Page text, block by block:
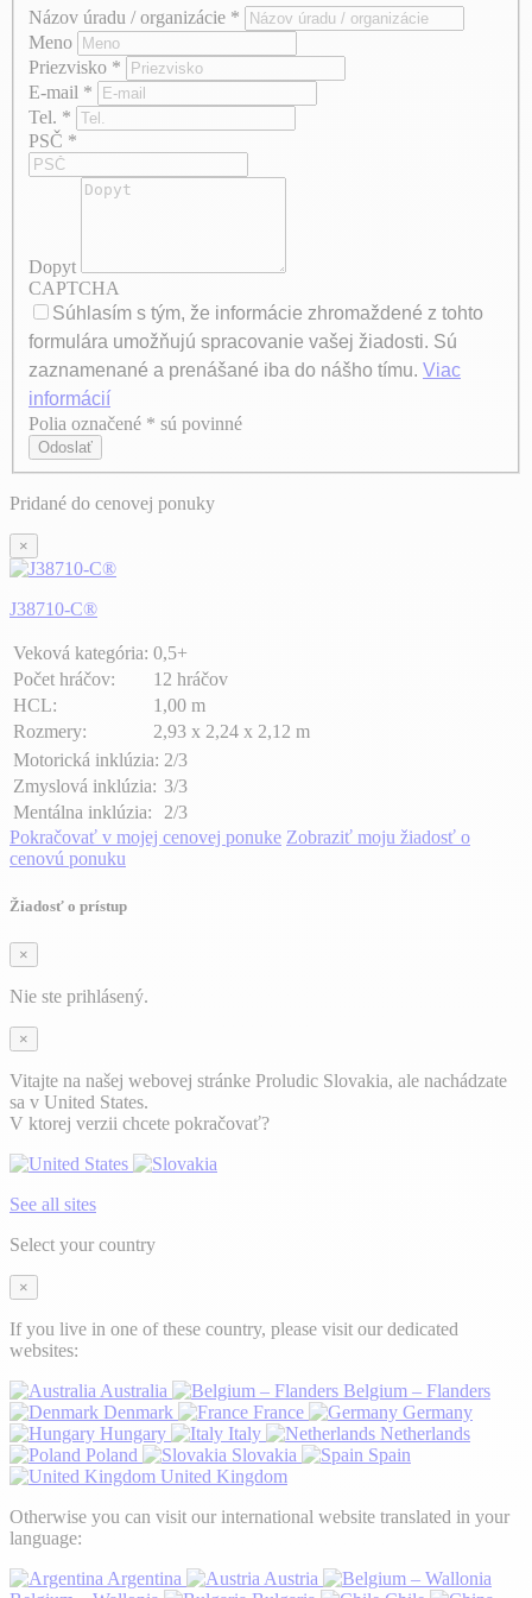
Názov úradu / organizácie *
Meno
Priezvisko *
E-mail *
Tel. *
PSČ *
Dopyt
CAPTCHA
Súhlasím s tým, že informácie zhromaždené z tohto
formulára umožňujú spracovanie vašej žiadosti. Sú
zaznamenané a prenášané iba do nášho tímu. Viac
informácií
Axeptio consent
Polia označené * sú povinné
Odoslať
Pridané do cenovej ponuky
×
J38710-C®
Veková kategória: 0,5+
Počet hráčov:
12 hráčov
HCL:
1,00 m
Rozmery:
2,93 x 2,24 x 2,12 m
Motorická inklúzia: 2/3
Zmyslová inklúzia: 3/3
Mentálna inklúzia:
2/3
Pokračovať v mojej cenovej ponuke Zobraziť moju žiadosť o
cenovú ponuku
Žiadosť o prístup
×
Nie ste prihlásený.
×
Vitajte na našej webovej stránke Proludic Slovakia, ale nachádzate
sa v United States.
V ktorej verzii chcete pokračovať?
See all sites
Select your country
×
If you live in one of these country, please visit our dedicated
websites:
Australia
Belgium – Flanders
Denmark
France
Germany
Hungary
Italy
Netherlands
Poland
Slovakia
Spain
United Kingdom
Otherwise you can visit our international website translated in your
language:
Argentina
Austria